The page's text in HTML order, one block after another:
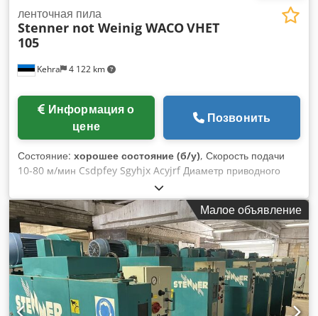
Kehra 4 122 km
ленточная пила
Stenner not Weinig WACOVHET
105
цене
Позвонить
Состояние: хорошее состояние (б/у), Скорость подачи
10-80 м/мин Csdpfey Sgyhjx Acyjrf Диаметр приводного
колеса пилы 1050 мм Ширина ленточной пилы 130 мм
Мощность двигателя пилы 2 x 30 кВт Гидравлическая
подача с центрированием. Гидравлический насос 7,5 кВт
Бак для смазывания полотна пилы 2 x 6 л Напряжение 400
В 50 Гц Вес прибл. 10 000 кг
Малое объявление